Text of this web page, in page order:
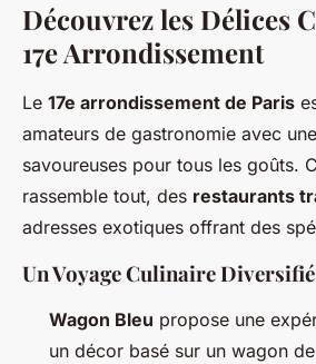
Découvrez les Délices
17e Arrondissement
Le 17e arrondissement de Paris
amateurs de gastronomie avec
savoureuses pour tous les goûts.
rassemble tout, des restaurants
adresses exotiques offrant des
Un Voyage Culinaire Diversifié
Wagon Bleu propose une
un décor basé sur un wagon